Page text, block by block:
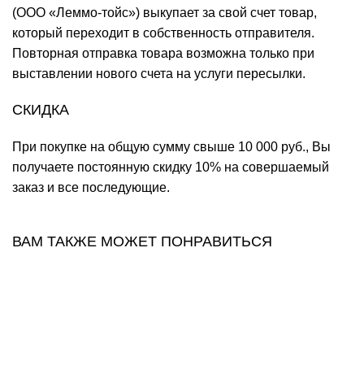
(ООО «Леммо-тойс») выкупает за свой счет товар,
который переходит в собственность отправителя.
Повторная отправка товара возможна только при
выставлении нового счета на услуги пересылки.
СКИДКА
При покупке на общую сумму свыше 10 000 руб., Вы
получаете постоянную скидку 10% на совершаемый
заказ и все последующие.
ВАМ ТАКЖЕ МОЖЕТ ПОНРАВИТЬСЯ